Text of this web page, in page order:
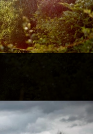
Alles. Fotos.